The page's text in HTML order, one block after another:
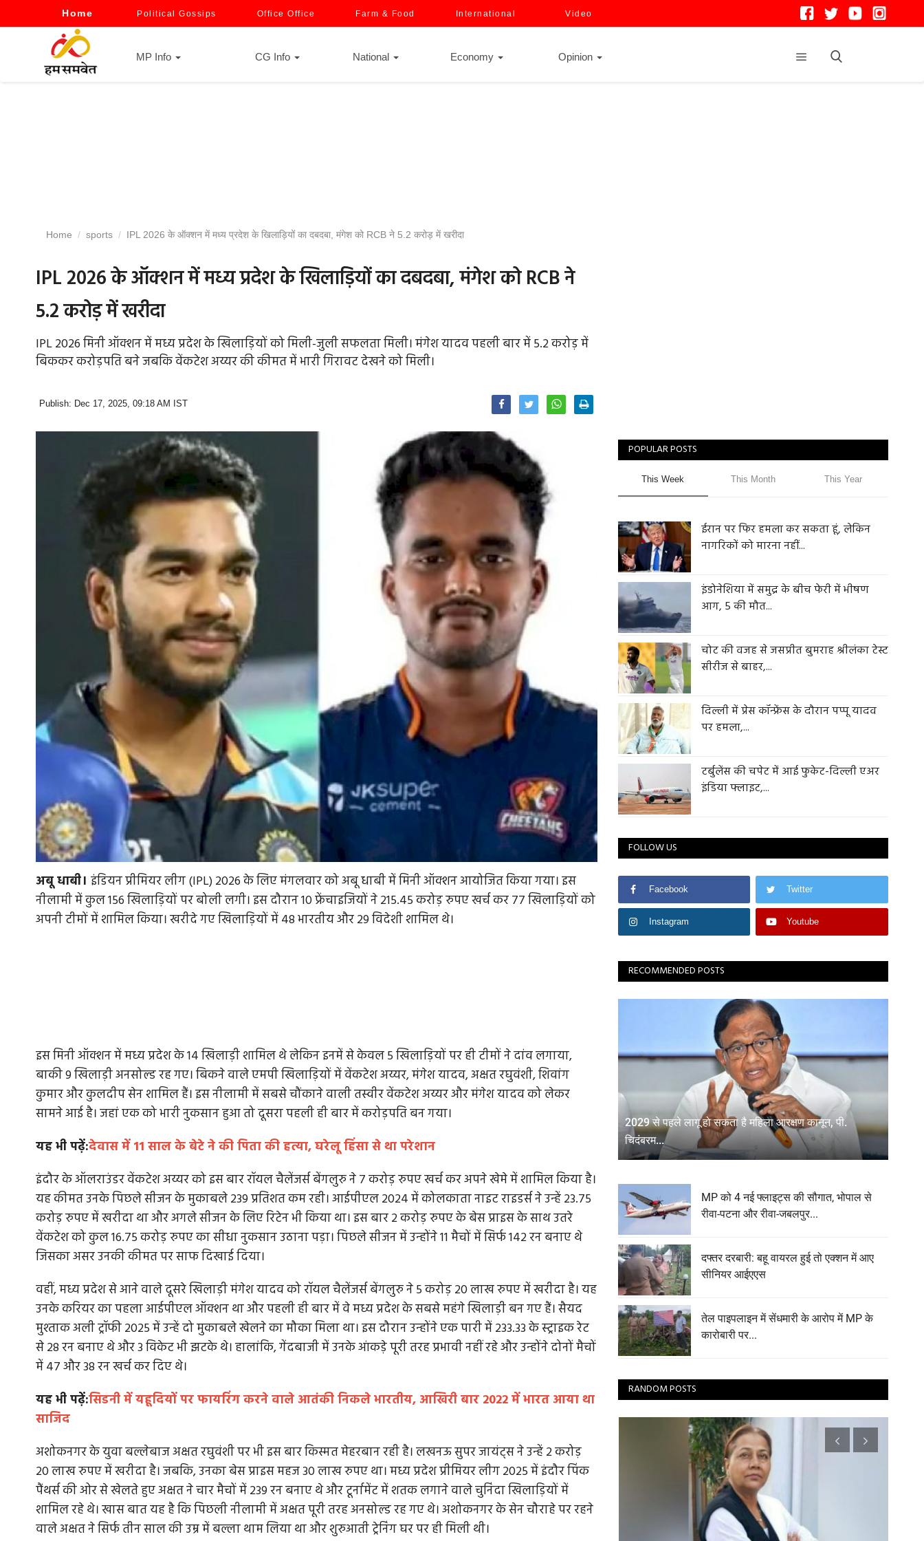
Home Political Gossips Office Office Farm & Food International Video
MP Info CG Info National Economy Opinion
Home sports IPL 2026 के ऑक्शन में मध्य प्रदेश के खिलाड़ियों का दबदबा, मंगेश को RCB ने 5.2 करोड़ में खरीदा
IPL 2026 के ऑक्शन में मध्य प्रदेश के खिलाड़ियों का दबदबा, मंगेश को RCB ने
5.2 करोड़ में खरीदा
IPL 2026 मिनी ऑक्शन में मध्य प्रदेश के खिलाड़ियों को मिली-जुली सफलता मिली। मंगेश यादव पहली बार में 5.2 करोड़ में
बिककर करोड़पति बने जबकि वेंकटेश अय्यर की कीमत में भारी गिरावट देखने को मिली।
Publish: Dec 17, 2025, 09:18 AM IST
अबू धाबी। इंडियन प्रीमियर लीग (IPL) 2026 के लिए मंगलवार को अबू धाबी में मिनी ऑक्शन आयोजित किया गया। इस
नीलामी में कुल 156 खिलाड़ियों पर बोली लगी। इस दौरान 10 फ्रेंचाइजियों ने 215.45 करोड़ रुपए खर्च कर 77 खिलाड़ियों को
अपनी टीमों में शामिल किया। खरीदे गए खिलाड़ियों में 48 भारतीय और 29 विदेशी शामिल थे।
इस मिनी ऑक्शन में मध्य प्रदेश के 14 खिलाड़ी शामिल थे लेकिन इनमें से केवल 5 खिलाड़ियों पर ही टीमों ने दांव लगाया,
बाकी 9 खिलाड़ी अनसोल्ड रह गए। बिकने वाले एमपी खिलाड़ियों में वेंकटेश अय्यर, मंगेश यादव, अक्षत रघुवंशी, शिवांग
कुमार और कुलदीप सेन शामिल हैं। इस नीलामी में सबसे चौंकाने वाली तस्वीर वेंकटेश अय्यर और मंगेश यादव को लेकर
सामने आई है। जहां एक को भारी नुकसान हुआ तो दूसरा पहली ही बार में करोड़पति बन गया।
यह भी पढ़ें:देवास में 11 साल के बेटे ने की पिता की हत्या, घरेलू हिंसा से था परेशान
इंदौर के ऑलराउंडर वेंकटेश अय्यर को इस बार रॉयल चैलेंजर्स बेंगलुरु ने 7 करोड़ रुपए खर्च कर अपने खेमे में शामिल किया है।
यह कीमत उनके पिछले सीजन के मुकाबले 239 प्रतिशत कम रही। आईपीएल 2024 में कोलकाता नाइट राइडर्स ने उन्हें 23.75
करोड़ रुपए में खरीदा था और अगले सीजन के लिए रिटेन भी किया था। इस बार 2 करोड़ रुपए के बेस प्राइस के साथ उतरे
वेंकटेश को कुल 16.75 करोड़ रुपए का सीधा नुकसान उठाना पड़ा। पिछले सीजन में उन्होंने 11 मैचों में सिर्फ 142 रन बनाए थे
जिसका असर उनकी कीमत पर साफ दिखाई दिया।
वहीं, मध्य प्रदेश से आने वाले दूसरे खिलाड़ी मंगेश यादव को रॉयल चैलेंजर्स बेंगलुरु ने 5 करोड़ 20 लाख रुपए में खरीदा है। यह
उनके करियर का पहला आईपीएल ऑक्शन था और पहली ही बार में वे मध्य प्रदेश के सबसे महंगे खिलाड़ी बन गए हैं। सैयद
मुश्ताक अली ट्रॉफी 2025 में उन्हें दो मुकाबले खेलने का मौका मिला था। इस दौरान उन्होंने एक पारी में 233.33 के स्ट्राइक रेट
से 28 रन बनाए थे और 3 विकेट भी झटके थे। हालांकि, गेंदबाजी में उनके आंकड़े पूरी तरह प्रभावी नहीं रहे और उन्होंने दोनों मैचों
में 47 और 38 रन खर्च कर दिए थे।
यह भी पढ़ें:सिडनी में यहूदियों पर फायरिंग करने वाले आतंकी निकले भारतीय, आखिरी बार 2022 में भारत आया था
साजिद
अशोकनगर के युवा बल्लेबाज अक्षत रघुवंशी पर भी इस बार किस्मत मेहरबान रही है। लखनऊ सुपर जायंट्स ने उन्हें 2 करोड़
20 लाख रुपए में खरीदा है। जबकि, उनका बेस प्राइस महज 30 लाख रुपए था। मध्य प्रदेश प्रीमियर लीग 2025 में इंदौर पिंक
पैंथर्स की ओर से खेलते हुए अक्षत ने चार मैचों में 239 रन बनाए थे और टूर्नामेंट में शतक लगाने वाले चुनिंदा खिलाड़ियों में
शामिल रहे थे। खास बात यह है कि पिछली नीलामी में अक्षत पूरी तरह अनसोल्ड रह गए थे। अशोकनगर के सेन चौराहे पर रहने
वाले अक्षत ने सिर्फ तीन साल की उम्र में बल्ला थाम लिया था और शुरुआती ट्रेनिंग घर पर ही मिली थी।
POPULAR POSTS
This Week This Month This Year
ईरान पर फिर हमला कर सकता हूं, लेकिन
नागरिकों को मारना नहीं...
इंडोनेशिया में समुद्र के बीच फेरी में भीषण
आग, 5 की मौत...
चोट की वजह से जसप्रीत बुमराह श्रीलंका टेस्ट
सीरीज से बाहर,...
दिल्ली में प्रेस कॉन्फ्रेंस के दौरान पप्पू यादव
पर हमला,...
टर्बुलेंस की चपेट में आई फुकेट-दिल्ली एअर
इंडिया फ्लाइट,...
FOLLOW US
Facebook Twitter
Instagram Youtube
RECOMMENDED POSTS
2029 से पहले लागू हो सकता है महिला आरक्षण कानून, पी.
चिदंबरम...
MP को 4 नई फ्लाइट्स की सौगात, भोपाल से
रीवा-पटना और रीवा-जबलपुर...
दफ्तर दरबारी: बहू वायरल हुई तो एक्शन में आए
सीनियर आईएएस
तेल पाइपलाइन में सेंधमारी के आरोप में MP के
कारोबारी पर...
RANDOM POSTS